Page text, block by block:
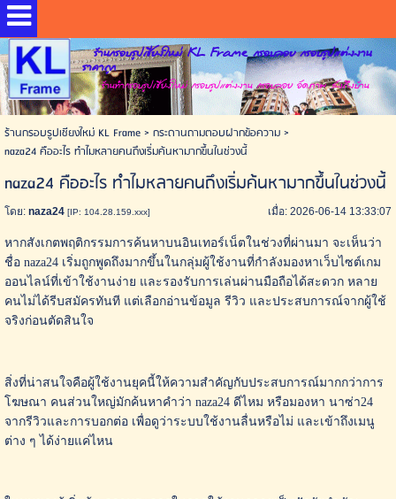
ร้านกรอบรูปเชียงใหม่ KL Frame กรอบลอย กรอบรูปแต่งงาน
ราคาถูก
ร้านทำกรอบรูปเชียงใหม่ กรอบรูปแต่งงาน กรอบลอย อัดภาพ ส่งถึงบ้าน
ร้านกรอบรูปเชียงใหม่ KL Frame> กระดานถามตอบฝากข้อความ>
naza24 คืออะไร ทำไมหลายคนถึงเริ่มค้นหามากขึ้นในช่วงนี้
naza24 คืออะไร ทำไมหลายคนถึงเริ่มค้นหามากขึ้นในช่วงนี้
โดย:naza24 [IP: 104.28.159.xxx] เมื่อ: 2026-06-14 13:33:07
หากสังเกตพฤติกรรมการค้นหาบนอินเทอร์เน็ตในช่วงที่ผ่านมา จะเห็นว่า
ชื่อ naza24 เริ่มถูกพูดถึงมากขึ้นในกลุ่มผู้ใช้งานที่กำลังมองหาเว็บไซต์เกม
ออนไลน์ที่เข้าใช้งานง่าย และรองรับการเล่นผ่านมือถือได้สะดวก หลาย
คนไม่ได้รีบสมัครทันที แต่เลือกอ่านข้อมูล รีวิว และประสบการณ์จากผู้ใช้
จริงก่อนตัดสินใจ
สิ่งที่น่าสนใจคือผู้ใช้งานยุคนี้ให้ความสำคัญกับประสบการณ์มากกว่าการ
โฆษณา คนส่วนใหญ่มักค้นหาคำว่า naza24 ดีไหม หรือมองหา นาซ่า24
จากรีวิวและการบอกต่อ เพื่อดูว่าระบบใช้งานลื่นหรือไม่ และเข้าถึงเมนู
ต่าง ๆ ได้ง่ายแค่ไหน